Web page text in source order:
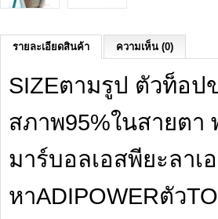
รายละเอียดสินค้า ความเห็น (0)
SIZEตามรูป ตัวท็อป
สภาพ95%ในสายต
มาร์บอลเอสพียะลาเ
หาADIPOWERตัว